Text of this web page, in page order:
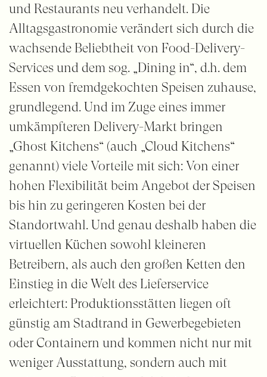
und Restaurants neu verhandelt. Die
Alltagsgastronomie verändert sich durch die
wachsende Beliebtheit von Food-Delivery-
Services und dem sog. „Dining in“, d.h. dem
Essen von fremdgekochten Speisen zuhause,
grundlegend. Und im Zuge eines immer
umkämpfteren Delivery-Markt bringen
„Ghost Kitchens“ (auch „Cloud Kitchens“
genannt) viele Vorteile mit sich: Von einer
hohen Flexibilität beim Angebot der Speisen
bis hin zu geringeren Kosten bei der
Standortwahl. Und genau deshalb haben die
virtuellen Küchen sowohl kleineren
Betreibern, als auch den großen Ketten den
Einstieg in die Welt des Lieferservice
erleichtert: Produktionsstätten liegen oft
günstig am Stadtrand in Gewerbegebieten
oder Containern und kommen nicht nur mit
weniger Ausstattung, sondern auch mit